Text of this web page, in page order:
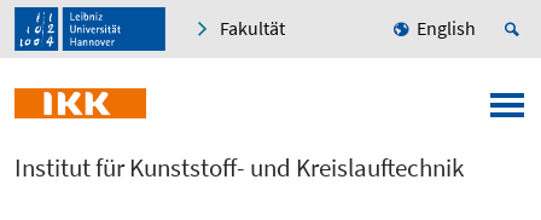
Fakultät English
Institut für Kunststoff- und Kreislauftechnik